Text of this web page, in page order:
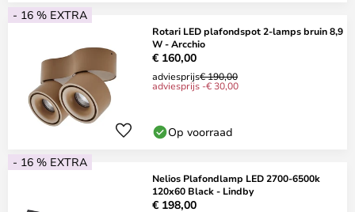
- 16 % EXTRA
Rotari LED plafondspot 2-lamps bruin 8,9
W - Arcchio
€ 160,00
adviesprijs€ 190,00
adviesprijs -€ 30,00
Op voorraad
- 16 % EXTRA
Nelios Plafondlamp LED 2700-6500k
120x60 Black - Lindby
€ 198,00